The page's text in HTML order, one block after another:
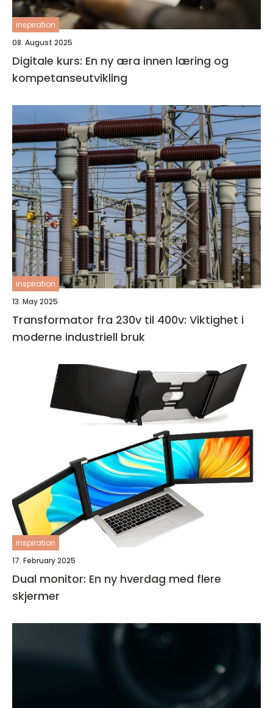
inspiration
08. August 2025
Digitale kurs: En ny æra innen læring og
kompetanseutvikling
inspiration
13. May 2025
Transformator fra 230v til 400v: Viktighet i
moderne industriell bruk
inspiration
17. February 2025
Dual monitor: En ny hverdag med flere
skjermer